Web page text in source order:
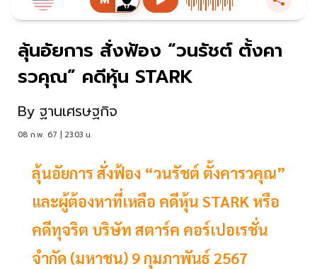
ลุ้นอัยการ สั่งฟ้อง “วนรัชต์ ตั้งคา
รวคุณ” คดีหุ้น STARK
By ฐานเศรษฐกิจ
08 ก.พ. 67 | 23:03 น.
ลุ้นอัยการ สั่งฟ้อง “วนรัชต์ ตั้งคารวคุณ”
และผู้ต้องหาที่เหลือ คดีหุ้น STARK หรือ
คดีทุจริต บริษัท สตาร์ค คอร์เปอเรชั่น
จำกัด (มหาชน) 9 กุมภาพันธ์ 2567